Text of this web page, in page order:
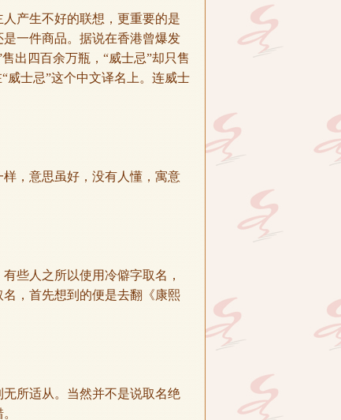
产生不好的联想，更重要的是
一件商品。据说在香港曾爆发
出四百余万瓶，“威士忌”却只售
威士忌”这个中文译名上。连威士
，意思虽好，没有人懂，寓意
些人之所以使用冷僻字取名，
，首先想到的便是去翻《康熙
所适从。当然并不是说取名绝